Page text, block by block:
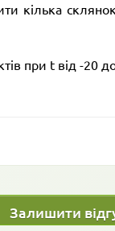
кілька
при t від -20
Залишити